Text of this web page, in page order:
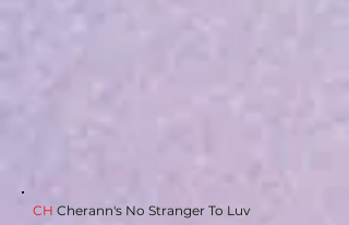
CH Cherann's No Stranger To Luv